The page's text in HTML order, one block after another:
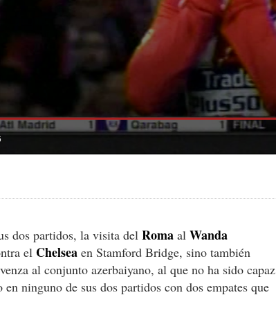
dos partidos, la visita del Roma al Wanda
el Chelsea en Stamford Bridge, sino también
al conjunto azerbaiyano, al que no ha sido capaz
ninguno de sus dos partidos con dos empates que